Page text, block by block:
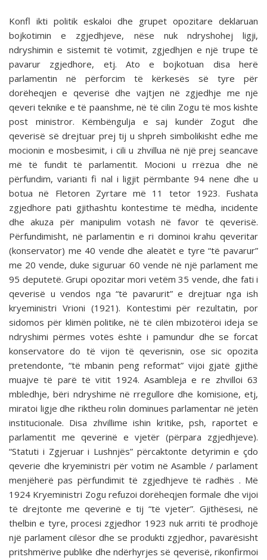
Konfl ikti politik eskaloi dhe grupet opozitare deklaruan
bojkotimin e zgjedhjeve, nëse nuk ndryshohej ligji,
ndryshimin e sistemit të votimit, zgjedhjen e një trupe të
pavarur zgjedhore, etj. Ato e bojkotuan disa herë
parlamentin në përforcim të kërkesës së tyre për
dorëheqjen e qeverisë dhe vajtjen në zgjedhje me një
qeveri teknike e të paanshme, në të cilin Zogu të mos kishte
post ministror. Këmbëngulja e saj kundër Zogut dhe
qeverisë së drejtuar prej tij u shpreh simbolikisht edhe me
mocionin e mosbesimit, i cili u zhvillua në një prej seancave
më të fundit të parlamentit. Mocioni u rrëzua dhe në
përfundim, varianti fi nal i ligjit përmbante 94 nene dhe u
botua në Fletoren Zyrtare më 11 tetor 1923. Fushata
zgjedhore pati gjithashtu kontestime të mëdha, incidente
dhe akuza për manipulim votash në favor të qeverisë.
Përfundimisht, në parlamentin e ri dominoi krahu qeveritar
(konservator) me 40 vende dhe aleatët e tyre “të pavarur”
me 20 vende, duke siguruar 60 vende në një parlament me
95 deputetë. Grupi opozitar mori vetëm 35 vende, dhe fati i
qeverisë u vendos nga “të pavarurit” e drejtuar nga ish
kryeministri Vrioni (1921). Kontestimi për rezultatin, por
sidomos për klimën politike, në të cilën mbizotëroi ideja se
ndryshimi përmes votës është i pamundur dhe se forcat
konservatore do të vijon të qeverisnin, ose sic opozita
pretendonte, “të mbanin peng reformat” vijoi gjatë gjithë
muajve të parë të vitit 1924. Asambleja e re zhvilloi 63
mbledhje, bëri ndryshime në rregullore dhe komisione, etj,
miratoi ligje dhe riktheu rolin dominues parlamentar në jetën
institucionale. Disa zhvillime ishin kritike, psh, raportet e
parlamentit me qeverinë e vjetër (përpara zgjedhjeve).
“Statuti i Zgjeruar i Lushnjës” përcaktonte detyrimin e çdo
qeverie dhe kryeministri për votim në Asamble / parlament
menjëherë pas përfundimit të zgjedhjeve të radhës . Më
1924 Kryeministri Zogu refuzoi dorëheqjen formale dhe vijoi
të drejtonte me qeverinë e tij “të vjetër”. Gjithësesi, në
thelbin e tyre, procesi zgjedhor 1923 nuk arriti të prodhojë
një parlament cilësor dhe se produkti zgjedhor, pavarësisht
pritshmërive publike dhe ndërhyrjes së qeverisë, rikonfirmoi